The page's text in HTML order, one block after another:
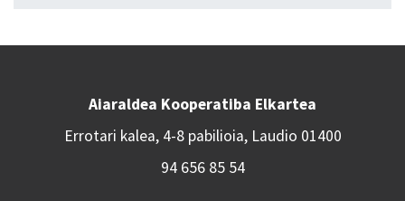
Aiaraldea Kooperatiba Elkartea
Errotari kalea, 4-8 pabilioia, Laudio 01400
94 656 85 54